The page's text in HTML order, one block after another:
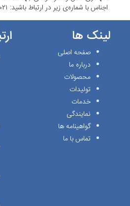
اجناس با شماره‌ی زیر در ارتباط باشید: ۰۲۱-۳۳۹۵۶۶۲۶
لینک ها
صفحه اصلی
درباره ما
محصولات
تولیدات
خدمات
نمایندگی
گواهینامه ها
تماس با ما